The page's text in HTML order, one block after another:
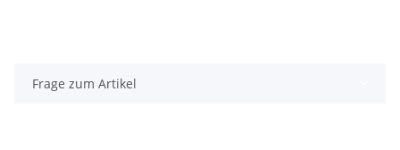
Frage zum Artikel